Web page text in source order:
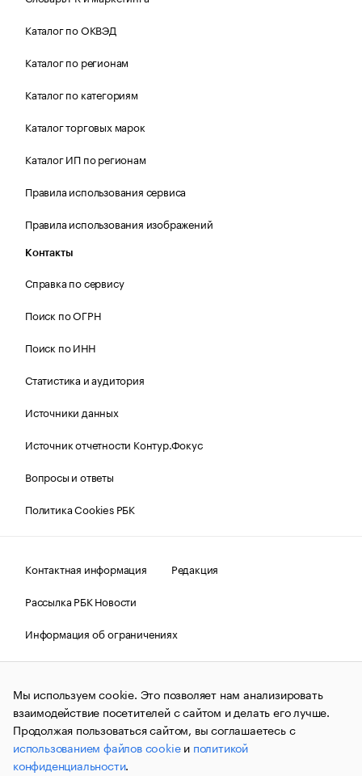
Каталог по ОКВЭД
Каталог по регионам
Каталог по категориям
Каталог торговых марок
Каталог ИП по регионам
Правила использования сервиса
Правила использования изображений
Контакты
Справка по сервису
Поиск по ОГРН
Поиск по ИНН
Статистика и аудитория
Источники данных
Источник отчетности Контур.Фокус
Вопросы и ответы
Политика Cookies РБК
Контактная информация
Редакция
Рассылка РБК Новости
Информация об ограничениях
Правовая информация
О соблюдении авторских прав
© АО «РОСБИЗНЕСКОНСАЛТИНГ»,1995–2026.Сообщения
и материалы информационного агентства «РБК»
(зарегистрировано Федеральной службой по надзору в сфере
связи, информационных технологий и массовых
коммуникаций (Роскомнадзор) 09.12.2015 за номером ИА
№ФС77-63848) сопровождаются пометкой «РБК». Отдельные
Мы используем cookie. Это позволяет нам анализировать
взаимодействие посетителей с сайтом и делать его лучше.
Продолжая пользоваться сайтом, вы соглашаетесь с
использованием файлов cookieи политикой
конфиденциальности.